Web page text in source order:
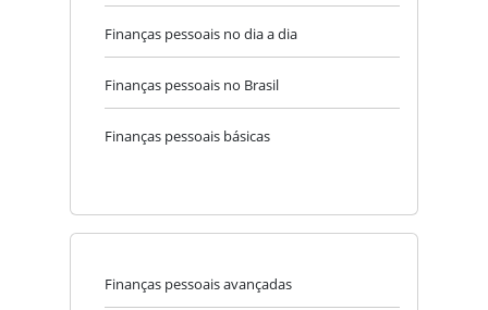
Finanças pessoais no dia a dia
Finanças pessoais no Brasil
Finanças pessoais básicas
Finanças pessoais avançadas